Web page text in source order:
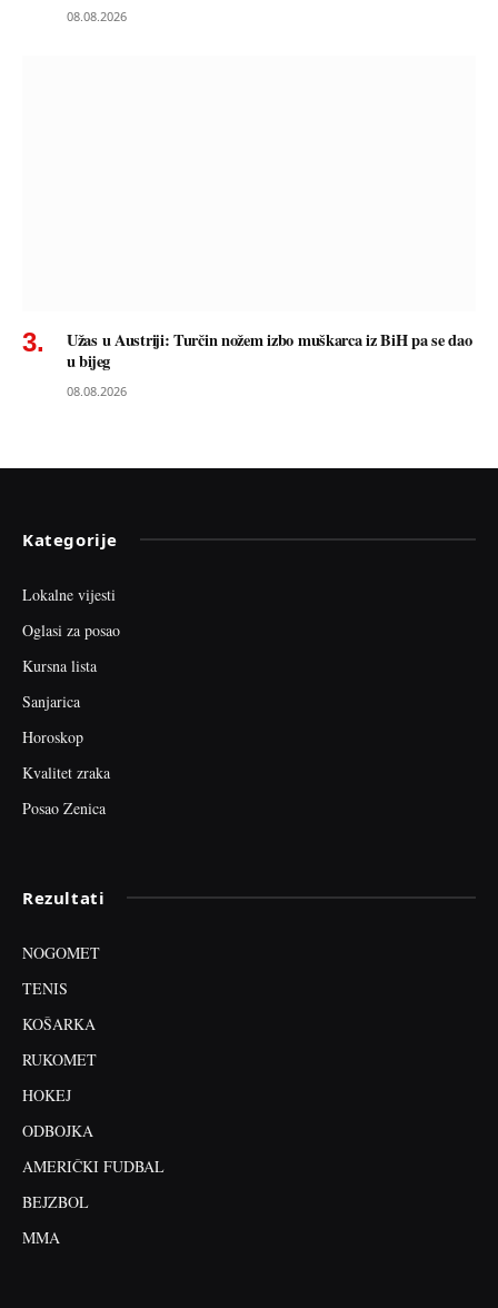
08.08.2026
Užas u Austriji: Turčin nožem izbo muškarca iz BiH pa se dao
u bijeg
08.08.2026
Kategorije
Lokalne vijesti
Oglasi za posao
Kursna lista
Sanjarica
Horoskop
Kvalitet zraka
Posao Zenica
Rezultati
NOGOMET
TENIS
KOŠARKA
RUKOMET
HOKEJ
ODBOJKA
AMERIČKI FUDBAL
BEJZBOL
MMA